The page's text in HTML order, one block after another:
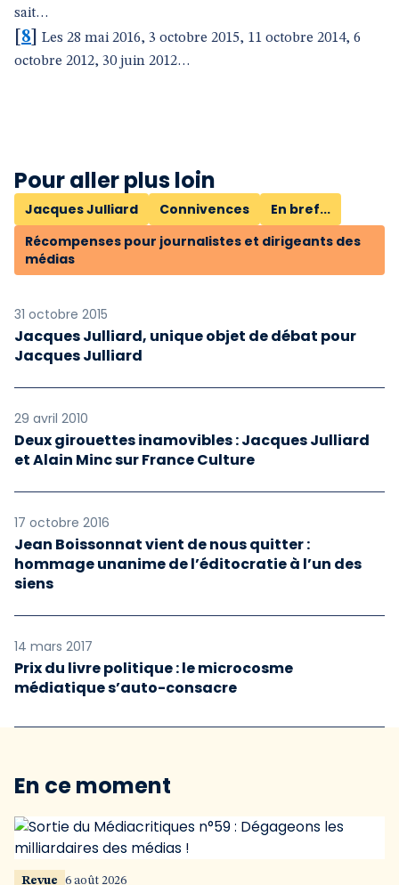
sait…
8
Les 28 mai 2016, 3 octobre 2015, 11 octobre 2014, 6
octobre 2012, 30 juin 2012…
Pour aller plus loin
Jacques Julliard Connivences
En bref...
Récompenses pour journalistes et dirigeants des
médias
31 octobre 2015
Jacques Julliard, unique objet de débat pour
Jacques Julliard
29 avril 2010
Deux girouettes inamovibles : Jacques Julliard
et Alain Minc sur France Culture
17 octobre 2016
Jean Boissonnat vient de nous quitter :
hommage unanime de l’éditocratie à l’un des
siens
14 mars 2017
Prix du livre politique : le microcosme
médiatique s’auto-consacre
En ce moment
Revue 6 août 2026